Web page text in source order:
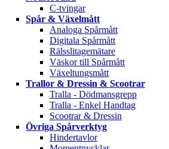
C-tvingar
Spår & Växelmått
Analoga Spårmått
Digitala Spårmått
Rälsslitagemätare
Väskor till Spårmått
Växeltungsmått
Trallor & Dressin & Scootrar
Tralla - Dödmansgrepp
Tralla - Enkel Handtag
Scootrar & Dressin
Övriga Spårverktyg
Hindertavlor